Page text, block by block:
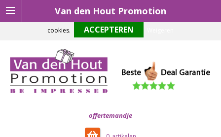
Van den Hout Promotion
offertemandje
Om onze website optimaal te laten functioneren maken wij gebruik van
cookies.